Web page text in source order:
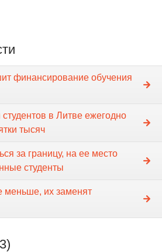
финансирование обучения
в Литве ежегодно
тысяч
за границу, на ее место
студенты
меньше, их заменят